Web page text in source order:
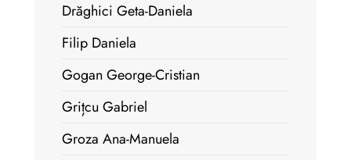
Drăghici Geta-Daniela
Filip Daniela
Gogan George-Cristian
Grițcu Gabriel
Groza Ana-Manuela